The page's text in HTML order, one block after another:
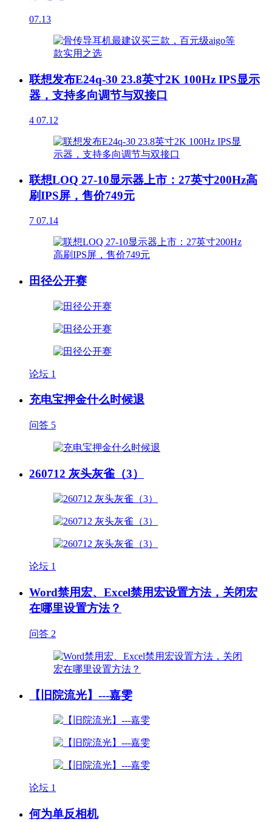
07.13
联想发布E24q-30 23.8英寸2K 100Hz IPS显示
器，支持多向调节与双接口
4 07.12
联想LOQ 27-10显示器上市：27英寸200Hz高
刷IPS屏，售价749元
7 07.14
田径公开赛
论坛 1
充电宝押金什么时候退
问答 5
260712 灰头灰雀（3）
论坛 1
Word禁用宏、Excel禁用宏设置方法，关闭宏
在哪里设置方法？
问答 2
【旧院流光】---嘉雯
论坛 1
何为单反相机